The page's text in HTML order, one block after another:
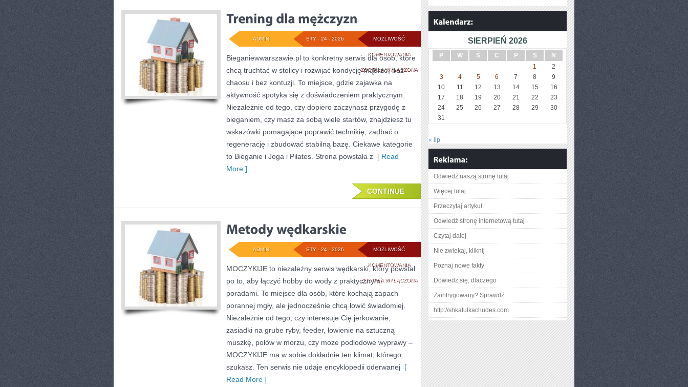
MOŻLIWOŚĆ
KOMENTOWANIATRENING
DLA
MĘŻCZYZN
ZOSTAŁA WYŁĄCZONA
STY - 24 - 2026
ADMIN
Bieganiewwarszawie.pl to konkretny serwis dla osób, które
chcą truchtać w stolicy i rozwijać kondycję mądrze, bez
chaosu i bez kontuzji. To miejsce, gdzie zajawka na
aktywność spotyka się z doświadczeniem praktycznym.
Niezależnie od tego, czy dopiero zaczynasz przygodę z
bieganiem, czy masz za sobą wiele startów, znajdziesz tu
wskazówki pomagające poprawić technikię, zadbać o
regenerację i zbudować stabilną bazę. Ciekawe kategorie
to Bieganie i Joga i Pilates. Strona powstała z [ Read
More ]
CONTINUE
MOŻLIWOŚĆ
KOMENTOWANIAMETODY
WĘDKARSKIE
ZOSTAŁA WYŁĄCZONA
STY - 24 - 2026
ADMIN
MOCZYKIJE to niezależny serwis wędkarski, który powstał
po to, aby łączyć hobby do wody z praktycznymi
poradami. To miejsce dla osób, które kochają zapach
porannej mgły, ale jednocześnie chcą łowić świadomiej.
Niezależnie od tego, czy interesuje Cię jerkowanie,
zasiadki na grube ryby, feeder, łowienie na sztuczną
muszkę, połów w morzu, czy może podlodowe wyprawy –
MOCZYKIJE ma w sobie dokładnie ten klimat, którego
szukasz. Ten serwis nie udaje encyklopedii oderwanej [
Read More ]
SIERPIEŃ 2026
P W Ś C P S
N
1
2
3
4 5 6 7 8
9
10
11 12 13 14 15
16
17
18 19 20 21 22
23
24
25 26 27 28 29
30
31
« lip
Odwiedź naszą stronę tutaj
Więcej tutaj
Przeczytaj artykuł
Odwiedź stronę internetową tutaj
Czytaj dalej
Nie zwlekaj, kliknij
Poznaj nowe fakty
Dowiedz się, dlaczego
Zaintrygowany? Sprawdź
http://shkatulkachudes.com